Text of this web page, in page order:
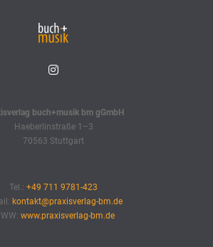
buch+musik bm gGmbH
Haeberlinstraße 1–3
70563 Stuttgart
Tel.: +49 711 9781-423
kontakt@praxisverlag-bm.de
www.praxisverlag-bm.de